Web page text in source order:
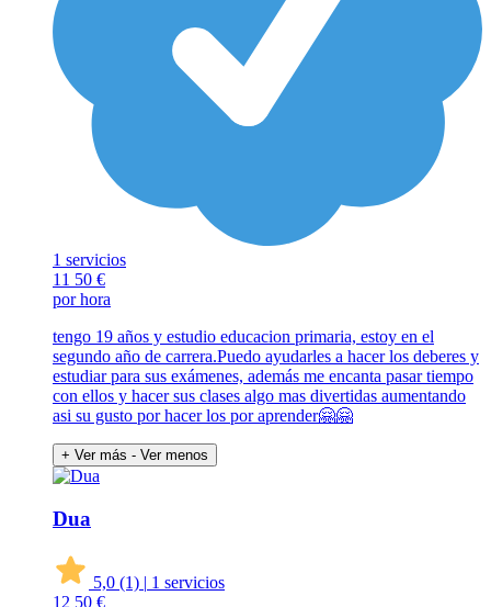
1 servicios
11 50 €
por hora
tengo 19 años y estudio educacion primaria, estoy en el
segundo año de carrera.Puedo ayudarles a hacer los deberes y
estudiar para sus exámenes, además me encanta pasar tiempo
con ellos y hacer sus clases algo mas divertidas aumentando
asi su gusto por hacer los por aprender🤗🤗
+ Ver más - Ver menos
Dua
5,0 (1) | 1 servicios
12 50 €